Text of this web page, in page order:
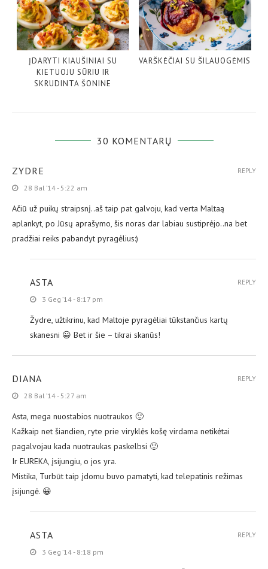
ĮDARYTI KIAUŠINIAI SU
KIETUOJU SŪRIU IR
SKRUDINTA ŠONINE
VARŠKĖČIAI SU ŠILAUOGĖMIS
30 KOMENTARŲ
ZYDRE
28 Bal ’14 - 5:22 am
Ačiū už puikų straipsnį..aš taip pat galvoju, kad verta Maltaą
aplankyt, po Jūsų aprašymo, šis noras dar labiau sustiprėjo..na bet
pradžiai reiks pabandyt pyragėlius:)
REPLY
ASTA
3 Geg ’14 - 8:17 pm
Žydre, užtikrinu, kad Maltoje pyragėliai tūkstančius kartų
skanesni 😀 Bet ir šie – tikrai skanūs!
REPLY
DIANA
28 Bal ’14 - 5:27 am
Asta, mega nuostabios nuotraukos 🙂
Kažkaip net šiandien, ryte prie viryklės košę virdama netikėtai
pagalvojau kada nuotraukas paskelbsi 🙂
Ir EUREKA, įsijungiu, o jos yra.
Mistika, Turbūt taip įdomu buvo pamatyti, kad telepatinis režimas
įsijungė. 😀
REPLY
ASTA
3 Geg ’14 - 8:18 pm
REPLY